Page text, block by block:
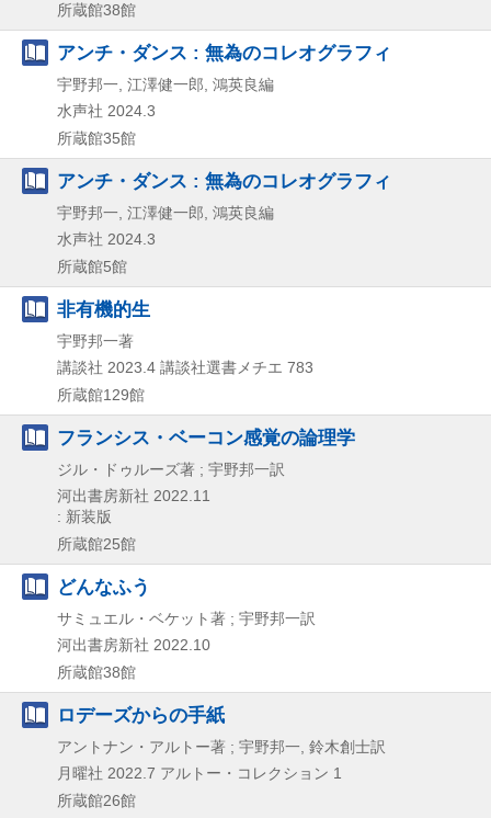
所蔵館38館
アンチ・ダンス : 無為のコレオグラフィ
宇野邦一, 江澤健一郎, 鴻英良編
水声社 2024.3
所蔵館35館
アンチ・ダンス : 無為のコレオグラフィ
宇野邦一, 江澤健一郎, 鴻英良編
水声社 2024.3
所蔵館5館
非有機的生
宇野邦一著
講談社 2023.4 講談社選書メチエ 783
所蔵館129館
フランシス・ベーコン感覚の論理学
ジル・ドゥルーズ著 ; 宇野邦一訳
河出書房新社 2022.11
: 新装版
所蔵館25館
どんなふう
サミュエル・ベケット著 ; 宇野邦一訳
河出書房新社 2022.10
所蔵館38館
ロデーズからの手紙
アントナン・アルトー著 ; 宇野邦一, 鈴木創士訳
月曜社 2022.7 アルトー・コレクション 1
所蔵館26館